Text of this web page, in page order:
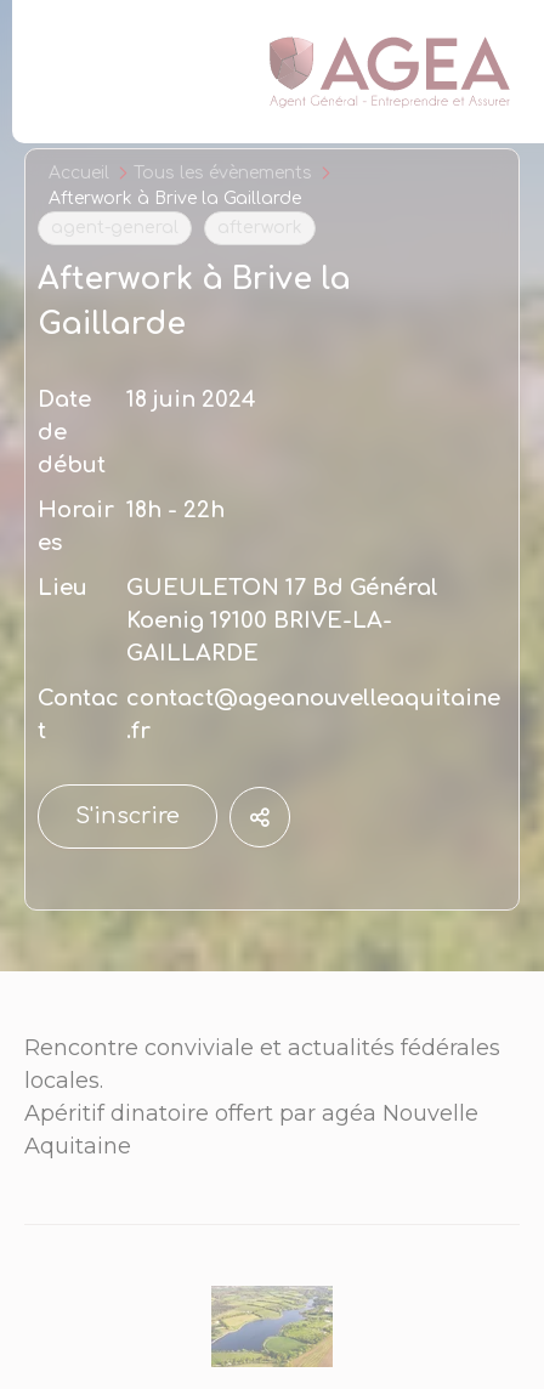
Accueil
Tous les évènements
Afterwork à Brive la Gaillarde
Afterwork à Brive la
Gaillarde
Date
de
début
18 juin 2024
Horair
es
18h - 22h
Lieu
GUEULETON 17 Bd Général
Koenig 19100 BRIVE-LA-
GAILLARDE
Contac
t
contact@ageanouvelleaquitaine
.fr
S'inscrire
Rencontre conviviale et actualités fédérales
locales.
Apéritif dinatoire offert par agéa Nouvelle
Aquitaine